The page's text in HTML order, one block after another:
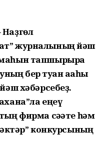
журналының йәш
тапшырырға
бер туған ағаһы
хәбәрсебеҙ.
еңеү
фирма сәғәте һәм
конкурсының